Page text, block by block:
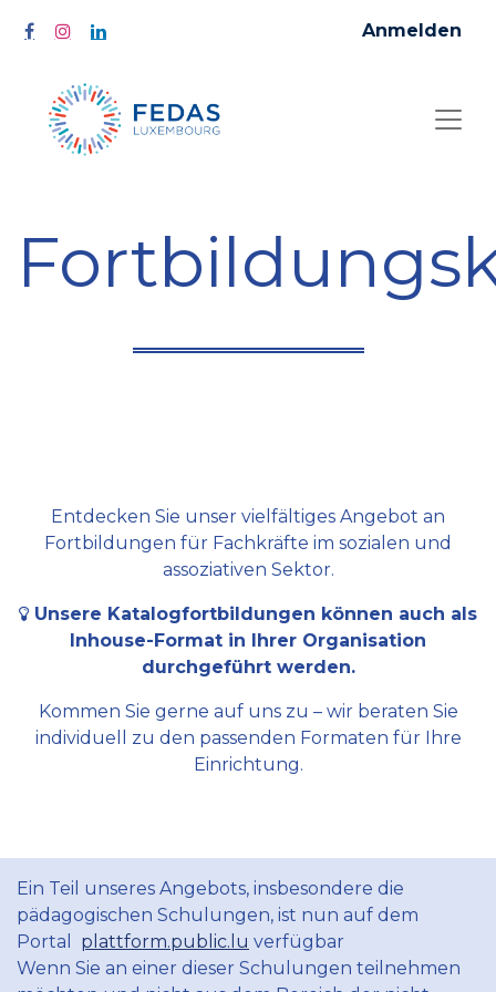
Anmelden
Entdecken Sie unser vielfältiges Angebot an
Fortbildungen für Fachkräfte im sozialen und
assoziativen Sektor.
Unsere Katalogfortbildungen können auch als
Inhouse-Format in Ihrer Organisation
durchgeführt werden.
Kommen Sie gerne auf uns zu – wir beraten Sie
individuell zu den passenden Formaten für Ihre
Einrichtung.
Ein Teil unseres Angebots, insbesondere die
pädagogischen Schulungen, ist nun auf dem
Portal plattform.public.lu verfügbar
Wenn Sie an einer dieser Schulungen teilnehmen